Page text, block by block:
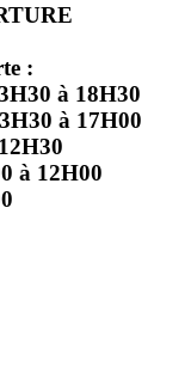
:
à 18H30
à 17H00
à 12H00